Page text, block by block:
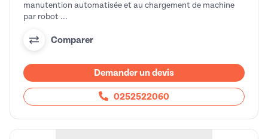
manutention automatisée et au chargement de machine
par robot ...
Comparer
Demander un devis
0252522060